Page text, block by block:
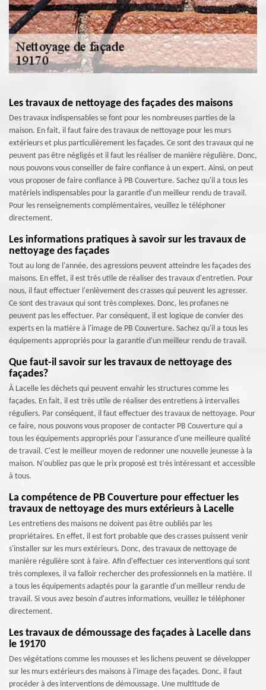
Les travaux de nettoyage des façades des maisons
Des travaux indispensables se font pour les nombreuses parties de la
maison. En fait, il faut faire des travaux de nettoyage pour les murs
extérieurs et plus particulièrement les façades. Ce sont des travaux qui ne
peuvent pas être négligés et il faut les réaliser de manière régulière. Donc,
nous pouvons vous conseiller de faire confiance à un expert. Ainsi, on peut
vous proposer de faire confiance à PB Couverture. Sachez qu'il a tous les
matériels indispensables pour la garantie d'un meilleur rendu de travail.
Pour les renseignements complémentaires, veuillez le téléphoner
directement.
Les informations pratiques à savoir sur les travaux de
nettoyage des façades
Tout au long de l'année, des agressions peuvent atteindre les façades des
maisons. En effet, il est très utile de réaliser des travaux d'entretien. Pour
nous, il faut effectuer l'enlèvement des crasses qui peuvent les agresser.
Ce sont des travaux qui sont très complexes. Donc, les profanes ne
peuvent pas les effectuer. Par conséquent, il est logique de convier des
experts en la matière à l'image de PB Couverture. Sachez qu'il a tous les
équipements appropriés pour la garantie d'un meilleur rendu de travail.
Que faut-il savoir sur les travaux de nettoyage des
façades?
À Lacelle les déchets qui peuvent envahir les structures comme les
façades. En fait, il est très utile de réaliser des entretiens à intervalles
réguliers. Par conséquent, il faut effectuer des travaux de nettoyage. Pour
ce faire, nous pouvons vous proposer de contacter PB Couverture qui a
tous les équipements appropriés pour l'assurance d'une meilleure qualité
de travail. C'est le meilleur moyen de redonner une nouvelle jeunesse à la
maison. N'oubliez pas que le prix proposé est très intéressant et accessible
à tous.
La compétence de PB Couverture pour effectuer les
travaux de nettoyage des murs extérieurs à Lacelle
Les entretiens des maisons ne doivent pas être oubliés par les
propriétaires. En effet, il est fort probable que des crasses puissent venir
s'installer sur les murs extérieurs. Donc, des travaux de nettoyage de
manière régulière sont à faire. Afin d'effectuer ces interventions qui sont
très complexes, il va falloir rechercher des professionnels en la matière. Il
a tous les équipements adaptés pour la garantie d'un meilleur rendu de
travail. Si vous avez besoin d'autres informations, veuillez le téléphoner
directement.
Les travaux de démoussage des façades à Lacelle dans
le 19170
Des végétations comme les mousses et les lichens peuvent se développer
sur les murs extérieurs des maisons à l'image des façades. Donc, il faut
procéder à des interventions de démoussage. Une multitude de